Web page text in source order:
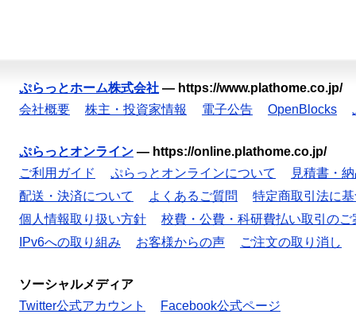
ぷらっとホーム株式会社 — https://www.plathome.co.jp/
会社概要
株主・投資家情報 電子公告 OpenBlocks
ぷらっとオンライン — https://online.plathome.co.jp/
ご利用ガイド
ぷらっとオンラインについて
見積書・
配送・決済について
よくあるご質問
特定商取引法に
個人情報取り扱い方針
校費・公費・科研費払い取引のご
IPv6への取り組み
お客様からの声 ご注文の取り消し
ソーシャルメディア
Twitter公式アカウント
Facebook公式ページ